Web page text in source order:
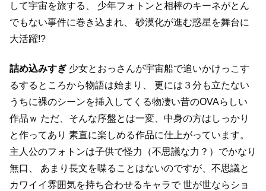
して宇宙を旅する、
少年フォトンと相棒のキーネがとん
でもない事件に巻き込まれ、
砂漠化が進む惑星を舞台に
大活躍!?
詰め込みすぎ 少女とおっさんが宇宙船で追いかけっこす
るするところから物語は始まり、
更には３分も立たない
うちに裸のシーンを挿入してくる物凄い昔のOVAらしい
作品ｗ ただ、そんな序盤とは一変、中身の方はしっかり
と作ってあり 素直に楽しめる作品に仕上がっています。
主人公のフォトンは子供で怪力（不思議な力？）でかなり
無口、
あまり長文を喋ることはないのですが、不思議と
カワイイ雰囲気を持ち合わせるキャラで世が世ならショ